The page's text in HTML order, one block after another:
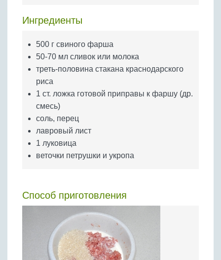
Яйца
Ингредиенты
500 г свиного фарша
50-70 мл сливок или молока
треть-половина стакана краснодарского
риса
1 ст. ложка готовой приправы к фаршу (др.
смесь)
соль, перец
лавровый лист
1 луковица
веточки петрушки и укропа
Способ приготовления